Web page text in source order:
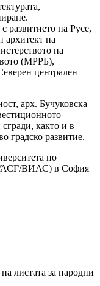
развитието на Русе,
архитект на
на
(МРРБ),
централен
арх. Бучуковска
както и в
градско развитие.
по
(УАСГ/ВИАС) в София
листата за народни